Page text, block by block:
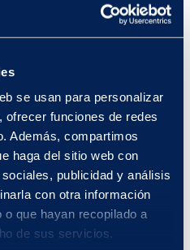
se usan para personalizar
funciones de redes
Además, compartimos
haga del sitio web con
publicidad y análisis
con otra información
que hayan recopilado a
de sus servicios.
hasta que presente la
su condición de egresado de
de admitido al presentar
o Constancia de Logros de